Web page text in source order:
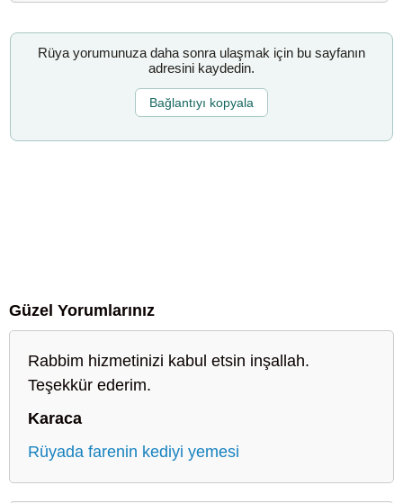
Rüya yorumunuza daha sonra ulaşmak için bu sayfanın
adresini kaydedin.
Bağlantıyı kopyala
Güzel Yorumlarınız
Rabbim hizmetinizi kabul etsin inşallah.
Teşekkür ederim.
Karaca
Rüyada farenin kediyi yemesi